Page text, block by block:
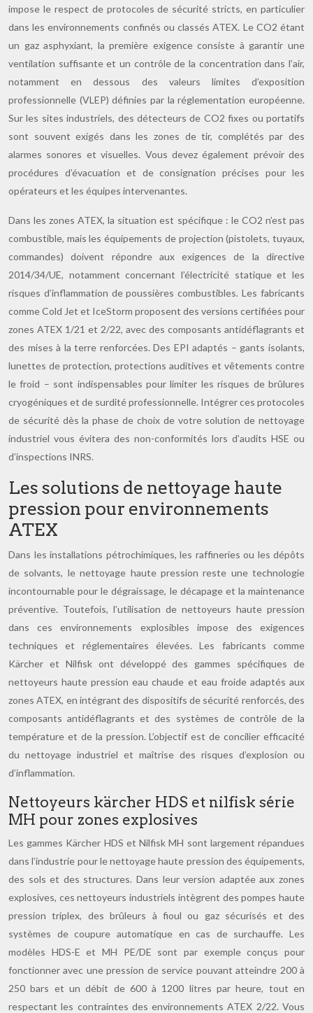
impose le respect de protocoles de sécurité stricts, en particulier
dans les environnements confinés ou classés ATEX. Le CO2 étant
un gaz asphyxiant, la première exigence consiste à garantir une
ventilation suffisante et un contrôle de la concentration dans l’air,
notamment en dessous des valeurs limites d’exposition
professionnelle (VLEP) définies par la réglementation européenne.
Sur les sites industriels, des détecteurs de CO2 fixes ou portatifs
sont souvent exigés dans les zones de tir, complétés par des
alarmes sonores et visuelles. Vous devez également prévoir des
procédures d’évacuation et de consignation précises pour les
opérateurs et les équipes intervenantes.
Dans les zones ATEX, la situation est spécifique : le CO2 n’est pas
combustible, mais les équipements de projection (pistolets, tuyaux,
commandes) doivent répondre aux exigences de la directive
2014/34/UE, notamment concernant l’électricité statique et les
risques d’inflammation de poussières combustibles. Les fabricants
comme Cold Jet et IceStorm proposent des versions certifiées pour
zones ATEX 1/21 et 2/22, avec des composants antidéflagrants et
des mises à la terre renforcées. Des EPI adaptés – gants isolants,
lunettes de protection, protections auditives et vêtements contre
le froid – sont indispensables pour limiter les risques de brûlures
cryogéniques et de surdité professionnelle. Intégrer ces protocoles
de sécurité dès la phase de choix de votre solution de nettoyage
industriel vous évitera des non-conformités lors d’audits HSE ou
d’inspections INRS.
Les solutions de nettoyage haute
pression pour environnements
ATEX
Dans les installations pétrochimiques, les raffineries ou les dépôts
de solvants, le nettoyage haute pression reste une technologie
incontournable pour le dégraissage, le décapage et la maintenance
préventive. Toutefois, l’utilisation de nettoyeurs haute pression
dans ces environnements explosibles impose des exigences
techniques et réglementaires élevées. Les fabricants comme
Kärcher et Nilfisk ont développé des gammes spécifiques de
nettoyeurs haute pression eau chaude et eau froide adaptés aux
zones ATEX, en intégrant des dispositifs de sécurité renforcés, des
composants antidéflagrants et des systèmes de contrôle de la
température et de la pression. L’objectif est de concilier efficacité
du nettoyage industriel et maîtrise des risques d’explosion ou
d’inflammation.
Nettoyeurs kärcher HDS et nilfisk série
MH pour zones explosives
Les gammes Kärcher HDS et Nilfisk MH sont largement répandues
dans l’industrie pour le nettoyage haute pression des équipements,
des sols et des structures. Dans leur version adaptée aux zones
explosives, ces nettoyeurs industriels intègrent des pompes haute
pression triplex, des brûleurs à fioul ou gaz sécurisés et des
systèmes de coupure automatique en cas de surchauffe. Les
modèles HDS-E et MH PE/DE sont par exemple conçus pour
fonctionner avec une pression de service pouvant atteindre 200 à
250 bars et un débit de 600 à 1200 litres par heure, tout en
respectant les contraintes des environnements ATEX 2/22. Vous